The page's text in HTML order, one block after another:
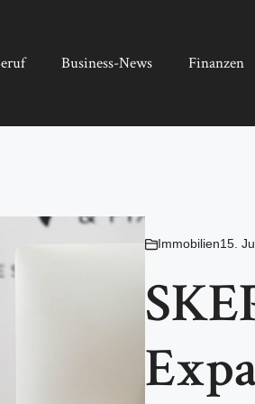
Business-News Finanzen
Immobilien15.